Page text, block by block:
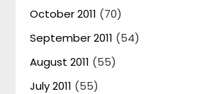
October 2011 (70)
September 2011 (54)
August 2011 (55)
July 2011 (55)